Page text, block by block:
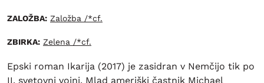
ZALOŽBA: Založba /*cf.
ZBIRKA: Zelena /*cf.
Epski roman Ikarija (2017) je zasidran v Nemčijo tik po
II. svetovni vojni. Mlad ameriški častnik Michael